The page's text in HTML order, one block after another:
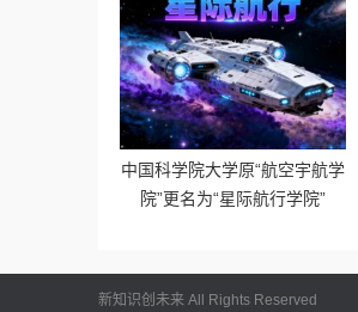
中国科学院大学原“航空宇航学
院”更名为“星际航行学院”
新知识创未来 All Rights Reserved